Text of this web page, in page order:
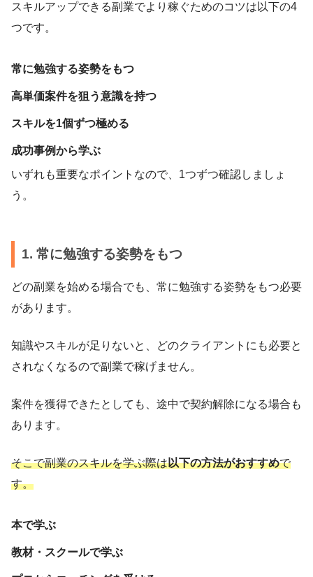
スキルアップできる副業でより稼ぐためのコツは以下の4
つです。
常に勉強する姿勢をもつ
高単価案件を狙う意識を持つ
スキルを1個ずつ極める
成功事例から学ぶ
いずれも重要なポイントなので、1つずつ確認しましょ
う。
1. 常に勉強する姿勢をもつ
どの副業を始める場合でも、常に勉強する姿勢をもつ必要
があります。
知識やスキルが足りないと、どのクライアントにも必要と
されなくなるので副業で稼げません。
案件を獲得できたとしても、途中で契約解除になる場合も
あります。
そこで副業のスキルを学ぶ際は以下の方法がおすすめで
す。
本で学ぶ
教材・スクールで学ぶ